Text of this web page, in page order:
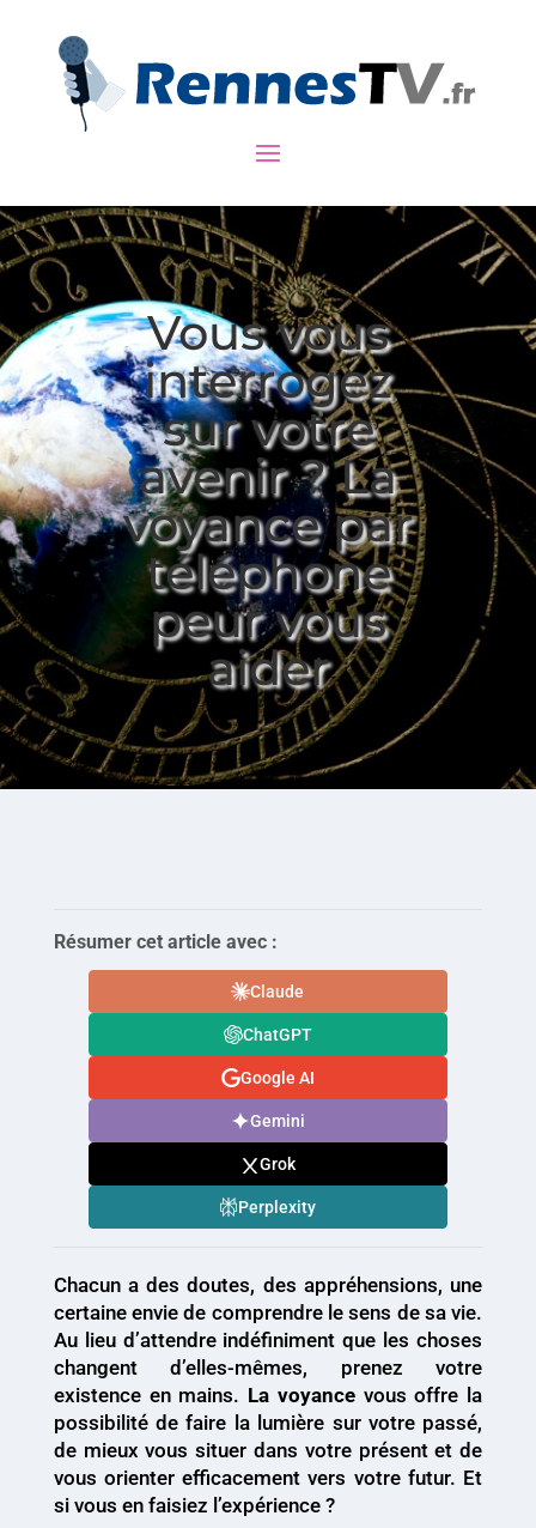
Vous vous
interrogez
sur votre
avenir ? La
voyance par
téléphone
peur vous
aider
Résumer cet article avec :
Claude
ChatGPT
Google AI
Gemini
Grok
Perplexity
Chacun a des doutes, des appréhensions, une
certaine envie de comprendre le sens de sa vie.
Au lieu d’attendre indéfiniment que les choses
changent d’elles-mêmes, prenez votre
existence en mains. La voyancevous offre la
possibilité de faire la lumière sur votre passé,
de mieux vous situer dans votre présent et de
vous orienter efficacement vers votre futur. Et
si vous en faisiez l’expérience ?